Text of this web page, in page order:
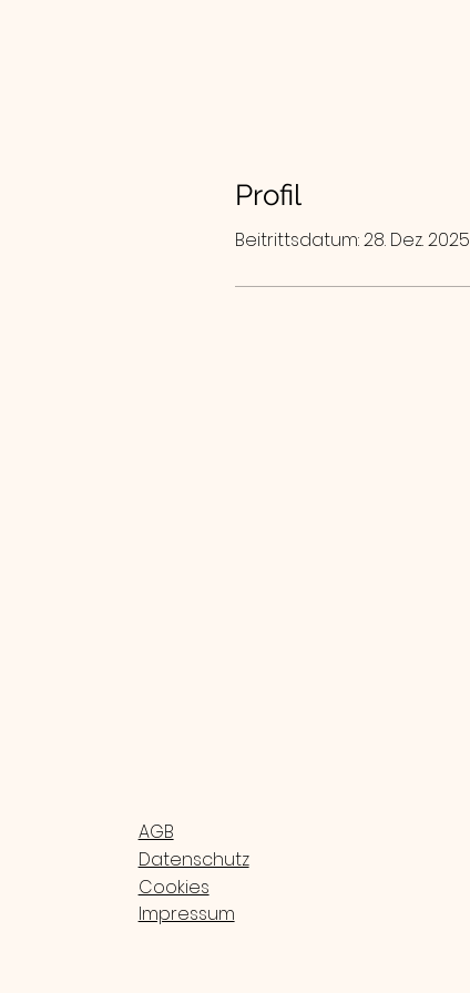
Profil
Beitrittsdatum: 28. Dez. 2025
AGB
Datenschutz
Cookies
Impressum